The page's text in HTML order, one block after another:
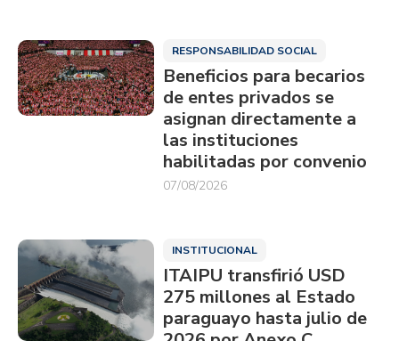
RESPONSABILIDAD SOCIAL
Beneficios para becarios
de entes privados se
asignan directamente a
las instituciones
habilitadas por convenio
07/08/2026
INSTITUCIONAL
ITAIPU transfirió USD
275 millones al Estado
paraguayo hasta julio de